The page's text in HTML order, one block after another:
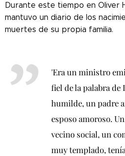
Durante este tiempo en Oliver
mantuvo un diario de los
muertes de su propia familia.
'Era un ministro
fiel de la palabra de
humilde, un padre
esposo amoroso.
vecino social, un
muy templado,